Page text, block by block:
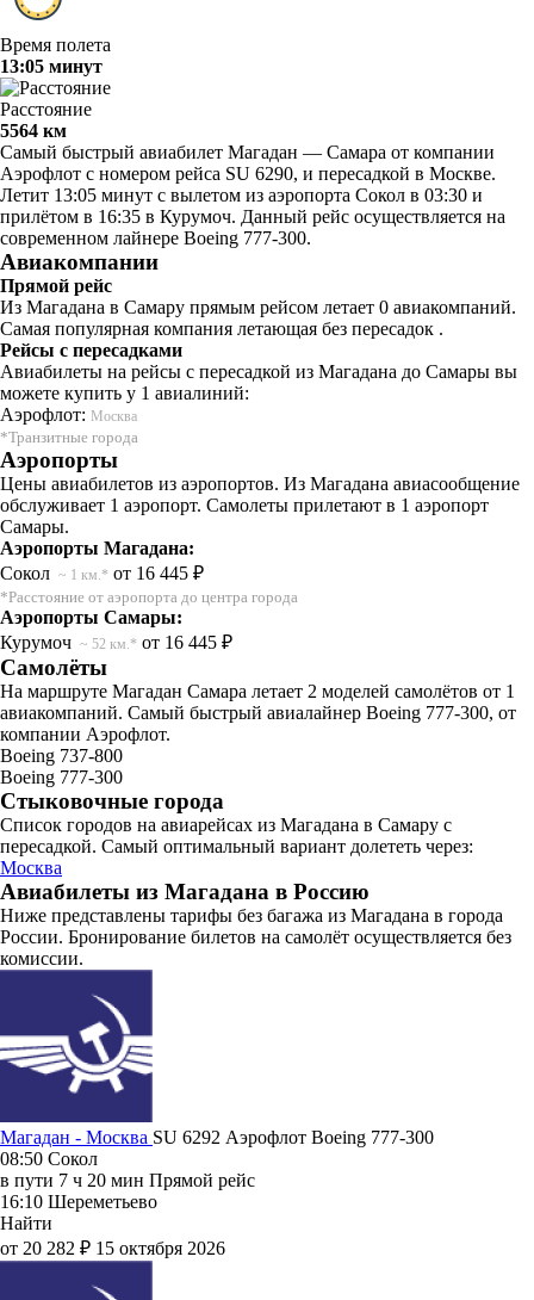
Время полета
13:05 минут
Расстояние
5564 км
Самый быстрый авиабилет Магадан — Самара от компании
Аэрофлот с номером рейса SU 6290, и пересадкой в Москве.
Летит 13:05 минут с вылетом из аэропорта Сокол в 03:30 и
прилётом в 16:35 в Курумоч. Данный рейс осуществляется на
современном лайнере Boeing 777-300.
Авиакомпании
Прямой рейс
Из Магадана в Самару прямым рейсом летает 0 авиакомпаний.
Самая популярная компания летающая без пересадок .
Рейсы с пересадками
Авиабилеты на рейсы с пересадкой из Магадана до Самары вы
можете купить у 1 авиалиний:
Аэрофлот: Москва
*Транзитные города
Аэропорты
Цены авиабилетов из аэропортов. Из Магадана авиасообщение
обслуживает 1 аэропорт. Самолеты прилетают в 1 аэропорт
Самары.
Аэропорты Магадана:
Сокол ~ 1 км.* от 16 445 ₽
*Расстояние от аэропорта до центра города
Аэропорты Самары:
Курумоч ~ 52 км.* от 16 445 ₽
Самолёты
На маршруте Магадан Самара летает 2 моделей самолётов от 1
авиакомпаний. Самый быстрый авиалайнер Boeing 777-300, от
компании Аэрофлот.
Boeing 737-800
Boeing 777-300
Стыковочные города
Список городов на авиарейсах из Магадана в Самару с
пересадкой. Самый оптимальный вариант долететь через:
Москва
Авиабилеты из Магадана в Россию
Ниже представлены тарифы без багажа из Магадана в города
России. Бронирование билетов на самолёт осуществляется без
комиссии.
Магадан - Москва SU 6292 Аэрофлот Boeing 777-300
08:50 Сокол
в пути 7 ч 20 мин Прямой рейс
16:10 Шереметьево
Найти
от 20 282 ₽ 15 октября 2026